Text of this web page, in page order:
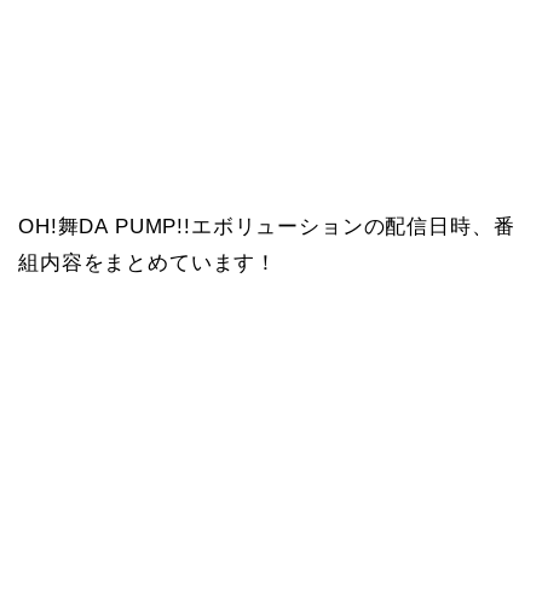
OH!舞DA PUMP!!エボリューションの配信日時、番
組内容をまとめています！